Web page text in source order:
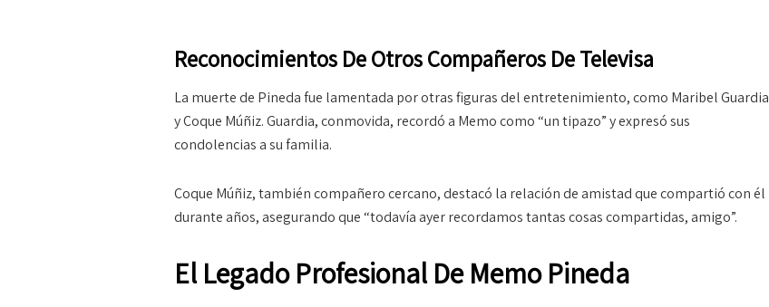
Reconocimientos De Otros Compañeros De Televisa
La muerte de Pineda fue lamentada por otras figuras del entretenimiento, como Maribel Guardia
y Coque Múñiz. Guardia, conmovida, recordó a Memo como “un tipazo” y expresó sus
condolencias a su familia.
Coque Múñiz, también compañero cercano, destacó la relación de amistad que compartió con él
durante años, asegurando que “todavía ayer recordamos tantas cosas compartidas, amigo”.
El Legado Profesional De Memo Pineda